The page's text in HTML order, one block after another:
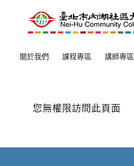
關於我們 課程專區 講師專區
您無權限訪問此頁面